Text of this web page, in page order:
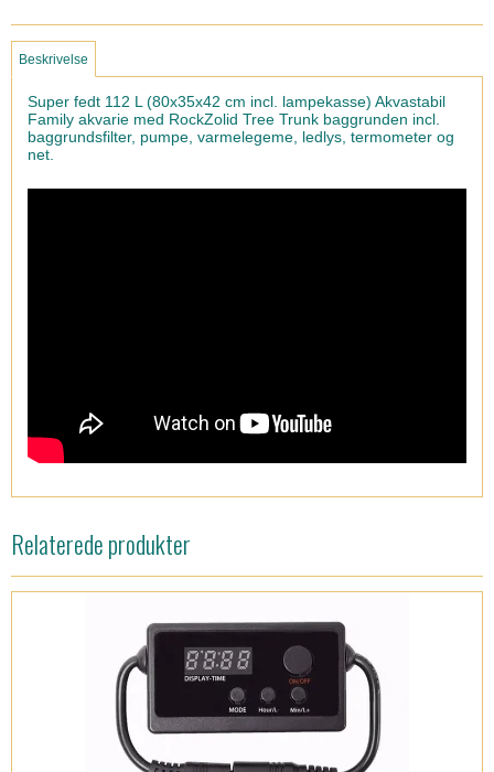
Beskrivelse
Super fedt 112 L (80x35x42 cm incl. lampekasse) Akvastabil
Family akvarie med RockZolid Tree Trunk baggrunden incl.
baggrundsfilter, pumpe, varmelegeme, ledlys, termometer og
net.
Relaterede produkter